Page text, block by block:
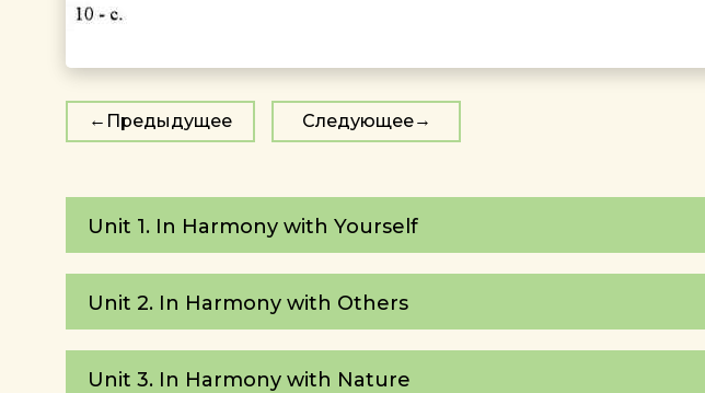
Предыдущее Следующее
Unit 1. In Harmony with Yourself
Unit 2. In Harmony with Others
Unit 3. In Harmony with Nature